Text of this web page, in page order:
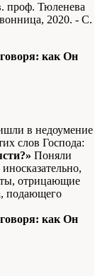
проф. Тюленева
2020. - С.
как Он
в недоумение
слов Господа:
Поняли
отрицающие
подающего
как Он